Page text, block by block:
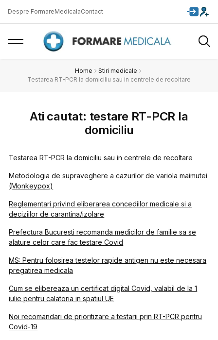
Despre FormareMedicalaContact
Home
Stiri medicale
Testarea RT-PCR la domiciliu sau in centrele de recoltare
Ati cautat: testare RT-PCR la
domiciliu
Testarea RT-PCR la domiciliu sau in centrele de recoltare
Metodologia de supraveghere a cazurilor de variola maimutei
(Monkeypox)
Reglementari privind eliberarea concediilor medicale si a
deciziilor de carantina/izolare
Prefectura Bucuresti recomanda medicilor de familie sa se
alature celor care fac testare Covid
MS: Pentru folosirea testelor rapide antigen nu este necesara
pregatirea medicala
Cum se elibereaza un certificat digital Covid, valabil de la 1
iulie pentru calatoria in spatiul UE
Noi recomandari de prioritizare a testarii prin RT-PCR pentru
Covid-19